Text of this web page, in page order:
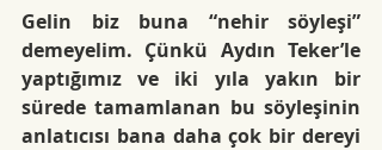
Gelin biz buna “nehir söyleşi”
demeyelim. Çünkü Aydın Teker’le
yaptığımız ve iki yıla yakın bir
sürede tamamlanan bu söyleşinin
anlatıcısı bana daha çok bir dereyi